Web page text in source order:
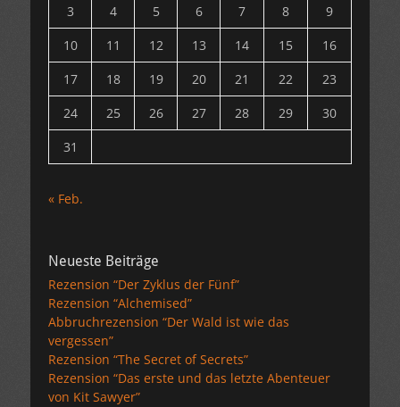
3
4 5 6 7 8
9
10
11 12 13 14 15
16
17
18 19 20 21 22
23
24
25 26 27 28 29
30
31
« Feb.
Neueste Beiträge
Rezension “Der Zyklus der Fünf”
Rezension “Alchemised”
Abbruchrezension “Der Wald ist wie das
vergessen”
Rezension “The Secret of Secrets”
Rezension “Das erste und das letzte Abenteuer
von Kit Sawyer”